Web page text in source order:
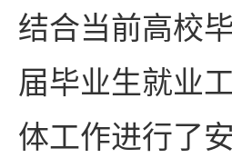
结合当前高校
届毕业生就业
体工作进行了